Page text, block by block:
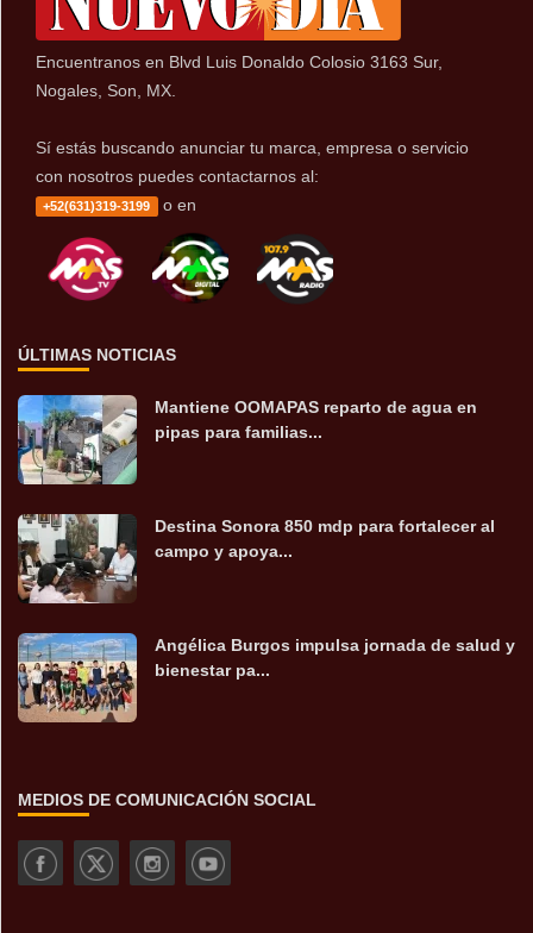
Encuentranos en Blvd Luis Donaldo Colosio 3163 Sur,
Nogales, Son, MX.
Sí estás buscando anunciar tu marca, empresa o servicio
con nosotros puedes contactarnos al:
+52(631)319-3199 o en
ÚLTIMAS NOTICIAS
Mantiene OOMAPAS reparto de agua en
pipas para familias...
Destina Sonora 850 mdp para fortalecer al
campo y apoya...
Angélica Burgos impulsa jornada de salud y
bienestar pa...
MEDIOS DE COMUNICACIÓN SOCIAL